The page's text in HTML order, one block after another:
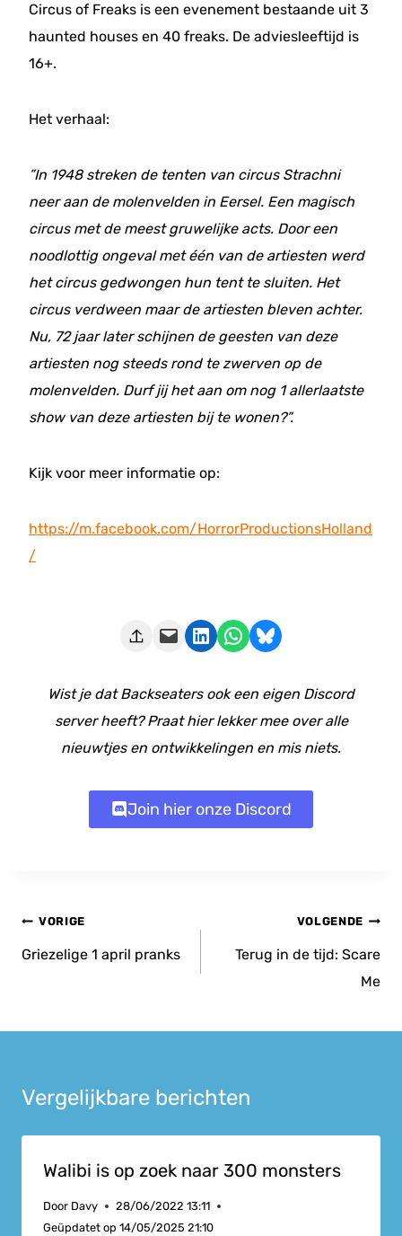
Circus of Freaks is een evenement bestaande uit 3
haunted houses en 40 freaks. De adviesleeftijd is
16+.
Het verhaal:
”In 1948 streken de tenten van circus Strachni
neer aan de molenvelden in Eersel. Een magisch
circus met de meest gruwelijke acts. Door een
noodlottig ongeval met één van de artiesten werd
het circus gedwongen hun tent te sluiten. Het
circus verdween maar de artiesten bleven achter.
Nu, 72 jaar later schijnen de geesten van deze
artiesten nog steeds rond te zwerven op de
molenvelden. Durf jij het aan om nog 1 allerlaatste
show van deze artiesten bij te wonen?”.
Kijk voor meer informatie op:
https://m.facebook.com/HorrorProductionsHolland
/
Deze pagina e-mailen Delen op LinkedIn Delen via WhatsApp Share on Bluesky
Wist je dat Backseaters ook een eigen Discord
server heeft? Praat hier lekker mee over alle
nieuwtjes en ontwikkelingen en mis niets.
Join hier onze Discord
Bericht
navigatie
VORIGE
Griezelige 1 april pranks
VOLGENDE
Terug in de tijd: Scare
Me
Vergelijkbare berichten
Walibi is op zoek naar 300 monsters
Door Davy
28/06/2022 13:11
Geüpdatet op 14/05/2025 21:10